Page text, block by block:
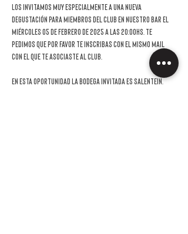
Los invitamos muy especialmente a una nueva
DEGUSTACIÓN para miembros del Club en nuestro bar el
miércoles 05 de Febrero de 2025 a las 20:00hs . Te
pedimos que por favor te inscribas con el mismo mail
con el que te asociaste al club.
En esta oportunidad la bodega invitada es Salentein.